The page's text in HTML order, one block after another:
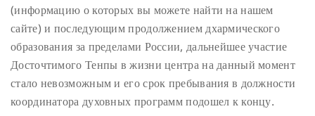
(информацию о которых вы можете найти на нашем
сайте) и последующим продолжением дхармического
образования за пределами России, дальнейшее участие
Досточтимого Тенпы в жизни центра на данный момент
стало невозможным и его срок пребывания в должности
координатора духовных программ подошел к концу.